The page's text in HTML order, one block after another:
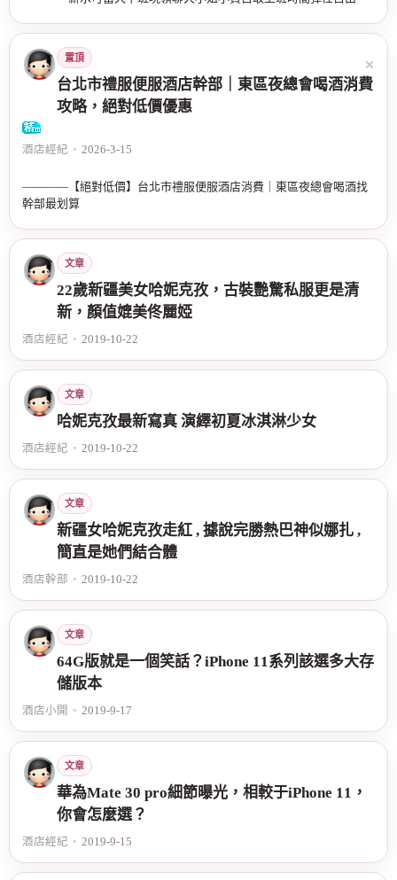
置頂
台北市禮服便服酒店幹部｜東區夜總會喝酒消費
攻略，絕對低價優惠
酒店經紀 • 2026-3-15
————【絕對低價】台北市禮服便服酒店消費｜東區夜總會喝酒找
幹部最划算
文章
22歲新疆美女哈妮克孜，古裝艷驚私服更是清
新，顏值媲美佟麗婭
酒店經紀 • 2019-10-22
文章
哈妮克孜最新寫真 演繹初夏冰淇淋少女
酒店經紀 • 2019-10-22
文章
新疆女哈妮克孜走紅 , 據說完勝熱巴神似娜扎 ,
簡直是她們結合體
酒店幹部 • 2019-10-22
文章
64G版就是一個笑話？iPhone 11系列該選多大存
儲版本
酒店小開 • 2019-9-17
文章
華為Mate 30 pro細節曝光，相較于iPhone 11，
你會怎麼選？
酒店經紀 • 2019-9-15